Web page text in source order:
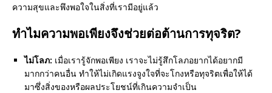
ความสุขและพึงพอใจในสิ่งที่เรามีอยู่แล้ว
ทำไมความพอเพียงจึงช่วยต่อต้านการทุจริต?
ไม่โลภ: เมื่อเรารู้จักพอเพียง เราจะไม่รู้สึกโลภอยากได้อยากมี
มากกว่าคนอื่น ทำให้ไม่เกิดแรงจูงใจที่จะโกงหรือทุจริตเพื่อให้ได้
มาซึ่งสิ่งของหรือผลประโยชน์ที่เกินความจำเป็น